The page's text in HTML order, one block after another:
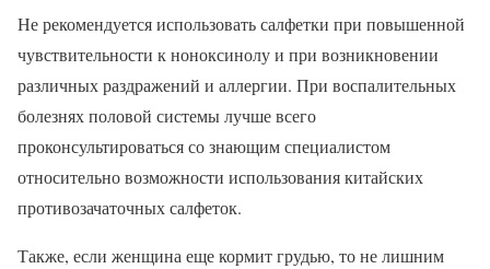
Не рекомендуется использовать салфетки при повышенной
чувствительности к ноноксинолу и при возникновении
различных раздражений и аллергии. При воспалительных
болезнях половой системы лучше всего
проконсультироваться со знающим специалистом
относительно возможности использования китайских
противозачаточных салфеток.
Также, если женщина еще кормит грудью, то не лишним